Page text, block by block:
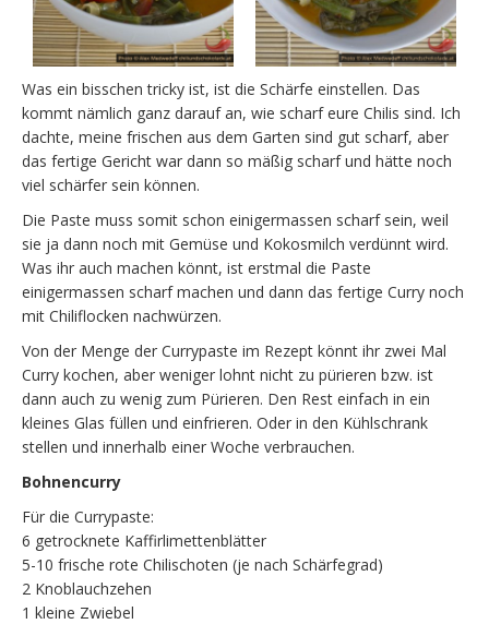
Was ein bisschen tricky ist, ist die Schärfe einstellen. Das
kommt nämlich ganz darauf an, wie scharf eure Chilis sind. Ich
dachte, meine frischen aus dem Garten sind gut scharf, aber
das fertige Gericht war dann so mäßig scharf und hätte noch
viel schärfer sein können.
Die Paste muss somit schon einigermassen scharf sein, weil
sie ja dann noch mit Gemüse und Kokosmilch verdünnt wird.
Was ihr auch machen könnt, ist erstmal die Paste
einigermassen scharf machen und dann das fertige Curry noch
mit Chiliflocken nachwürzen.
Von der Menge der Currypaste im Rezept könnt ihr zwei Mal
Curry kochen, aber weniger lohnt nicht zu pürieren bzw. ist
dann auch zu wenig zum Pürieren. Den Rest einfach in ein
kleines Glas füllen und einfrieren. Oder in den Kühlschrank
stellen und innerhalb einer Woche verbrauchen.
Bohnencurry
Für die Currypaste:
6 getrocknete Kaffirlimettenblätter
5-10 frische rote Chilischoten (je nach Schärfegrad)
2 Knoblauchzehen
1 kleine Zwiebel